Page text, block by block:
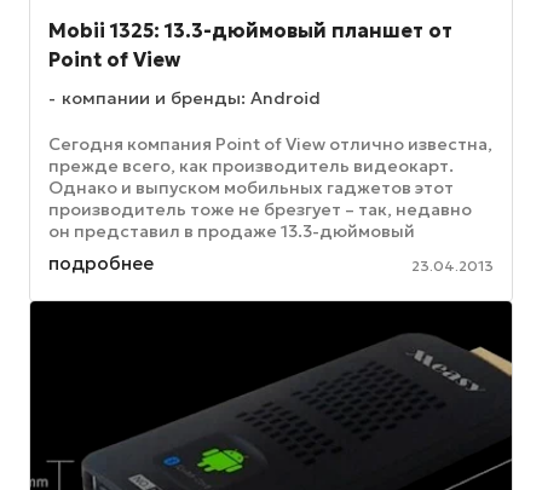
Mobii 1325: 13.3-дюймовый планшет от
Point of View
компании и бренды: Android
Сегодня компания Point of View отлично известна,
прежде всего, как производитель видеокарт.
Однако и выпуском мобильных гаджетов этот
производитель тоже не брезгует – так, недавно
он представил в продаже 13.3-дюймовый
планшетник Mobii 1325. Большой ...
подробнее 23.04.2013